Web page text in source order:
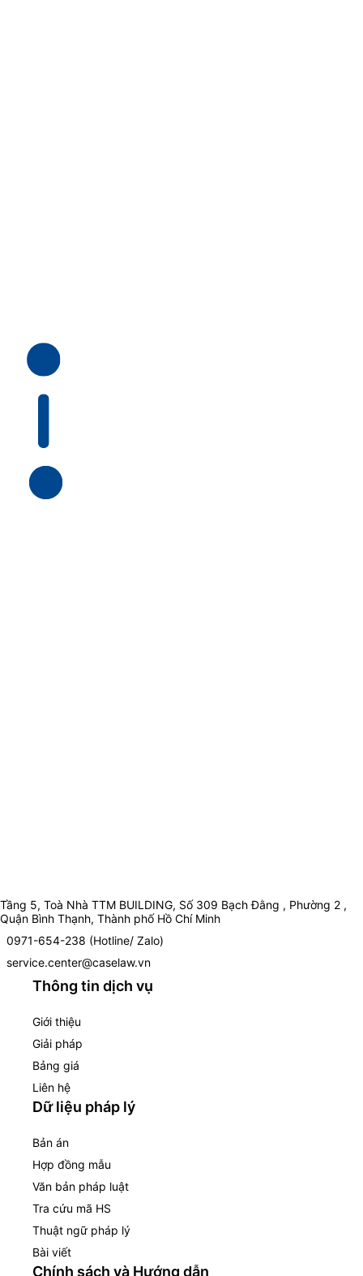
Tầng 5, Toà Nhà TTM BUILDING, Số 309 Bạch Đằng , Phường 2 ,
Quận Bình Thạnh, Thành phố Hồ Chí Minh
0971-654-238 (Hotline/ Zalo)
service.center@caselaw.vn
Thông tin dịch vụ
Giới thiệu
Giải pháp
Bảng giá
Liên hệ
Dữ liệu pháp lý
Bản án
Hợp đồng mẫu
Văn bản pháp luật
Tra cứu mã HS
Thuật ngữ pháp lý
Bài viết
Chính sách và Hướng dẫn